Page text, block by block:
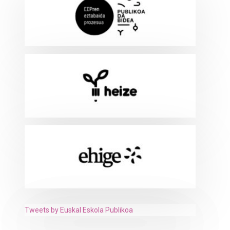
Tweets by Euskal Eskola Publikoa